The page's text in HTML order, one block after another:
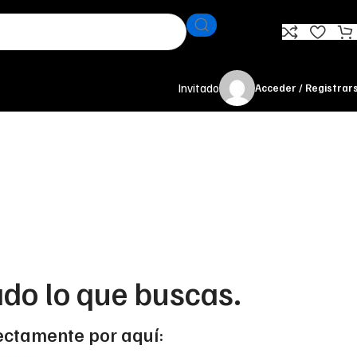
Invitado Acceder /
lo que buscas.
por aquí: